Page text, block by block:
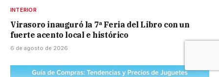
INTERIOR
Virasoro inauguró la 7ª Feria del Libro con un
fuerte acento local e histórico
6 de agosto de 2026